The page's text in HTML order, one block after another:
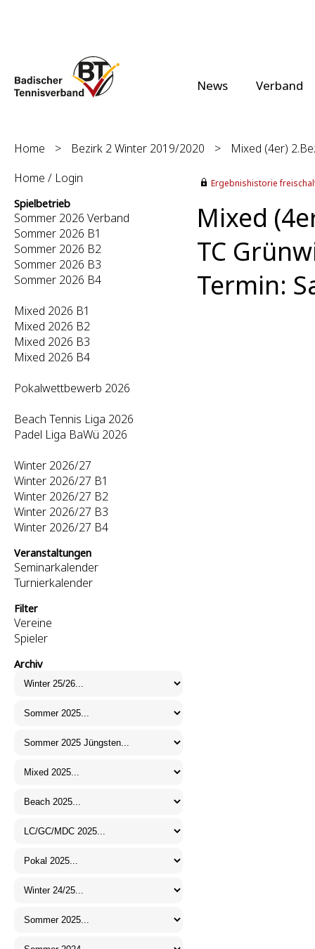
News Verband
Home > Bezirk 2 Winter 2019/2020 >
Mixed (4er)
Home / Login
Spielbetrieb
Sommer 2026 Verband
Sommer 2026 B1
Sommer 2026 B2
Sommer 2026 B3
Sommer 2026 B4
Mixed 2026 B1
Mixed 2026 B2
Mixed 2026 B3
Mixed 2026 B4
Pokalwettbewerb 2026
Beach Tennis Liga 2026
Padel Liga BaWü 2026
Winter 2026/27
Winter 2026/27 B1
Winter 2026/27 B2
Winter 2026/27 B3
Winter 2026/27 B4
Veranstaltungen
Seminarkalender
Turnierkalender
Filter
Vereine
Spieler
Archiv
Ergebnishistorie
Mixed
TC
Termin: